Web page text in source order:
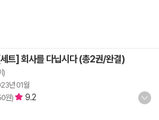
트] 회사를 다닙시다 (총2권/완결)
)
년 01월
원) 9.2